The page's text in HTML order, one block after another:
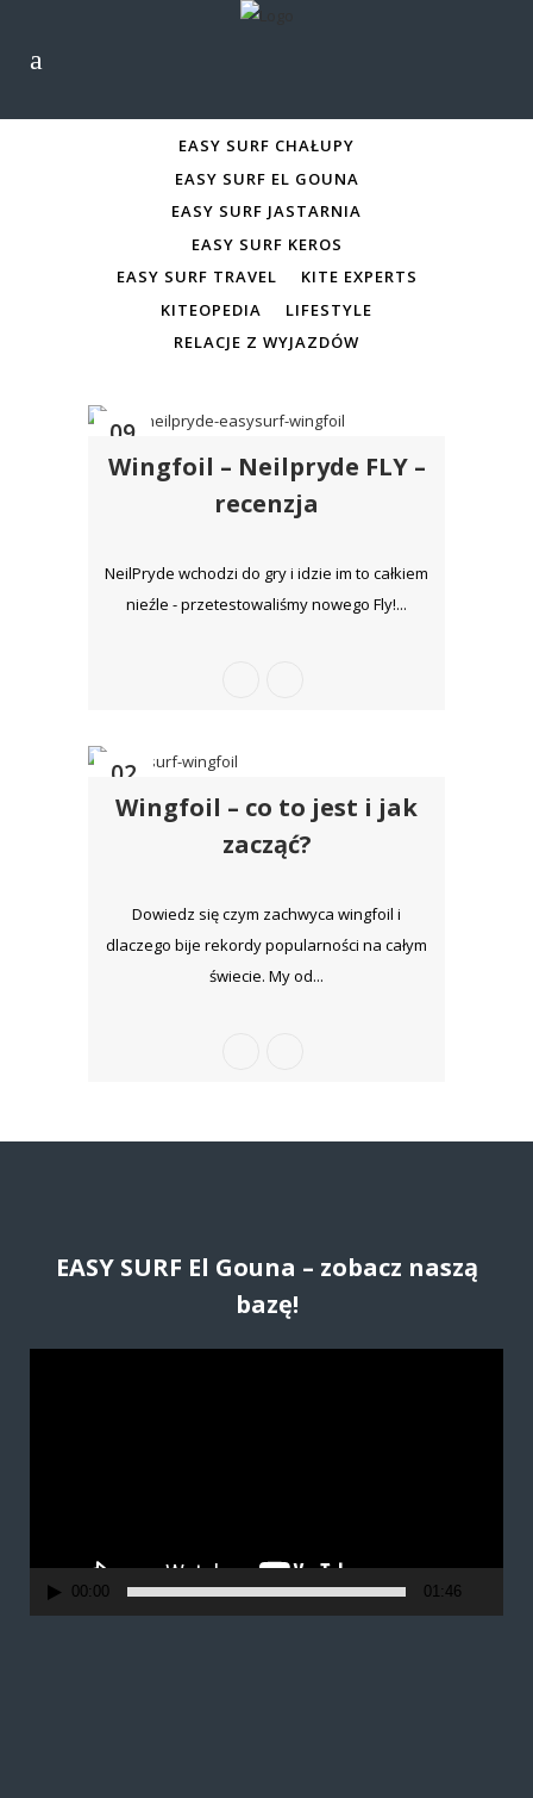
EASY SURF CHAŁUPY
EASY SURF EL GOUNA
EASY SURF JASTARNIA
EASY SURF KEROS
EASY SURF TRAVEL
KITE EXPERTS
KITEOPEDIA
LIFESTYLE
RELACJE Z WYJAZDÓW
09
lis
Wingfoil – Neilpryde FLY –
recenzja
NeilPryde wchodzi do gry i idzie im to całkiem
nieźle - przetestowaliśmy nowego Fly!...
02
mar
Wingfoil – co to jest i jak
zacząć?
Dowiedz się czym zachwyca wingfoil i
dlaczego bije rekordy popularności na całym
świecie. My od...
EASY SURF El Gouna – zobacz naszą
bazę!
c
00:00 01:46